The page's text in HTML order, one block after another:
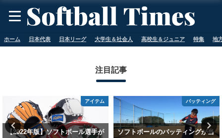
ホーム 日本代表 日本リーグ 大学生＆社会人 高校生＆ジュニア 特集 地
注目記事
アイテム
【2022年版】ソフトボール選手が
バッティング
ソフトボールのバッティングが当